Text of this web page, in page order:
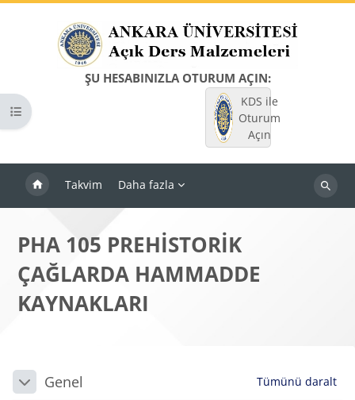
ŞU HESABINIZLA OTURUM AÇIN:
KDS ile
Oturum
Açın
Takvim Daha fazla
Dersleri
Kurs dizinini aç
PHA 105 PREHİSTORİK
ÇAĞLARDA HAMMADDE
KAYNAKLARI
Bloklar
Bölüm anahatları
DaraltGenel Tümünü daralt